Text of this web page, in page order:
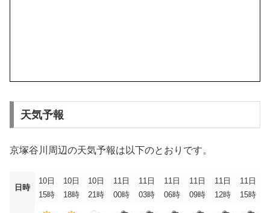
天気予報
京塚谷川周辺の天気予報は以下のとおりです。
日時
10日
15時
10日
18時
10日
21時
11日
00時
11日
03時
11日
06時
11日
09時
11日
12時
11日
15時